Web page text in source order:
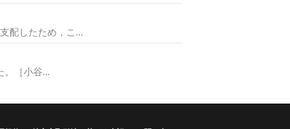
配したため，こ...
。［小谷...